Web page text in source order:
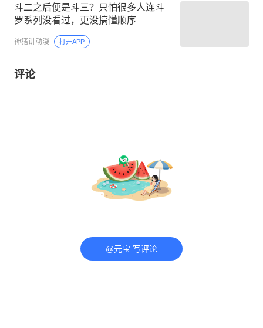
斗二之后便是斗三？只怕很多人连斗
罗系列没看过，更没搞懂顺序
神猪讲动漫 打开APP
评论
@元宝 写评论